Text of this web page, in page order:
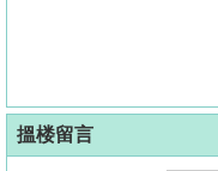
搵楼留言